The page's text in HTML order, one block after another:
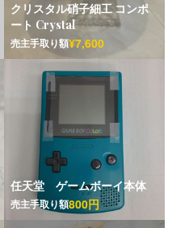
クリスタル硝子細工 コンポ
ート Crystal
売主手取り額¥7,600
任天堂 ゲームボーイ本体
売主手取り額800円